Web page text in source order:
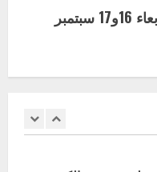
مخيم العيون يومي الثلاثاء والاربعاء 16و17 سبتمبر